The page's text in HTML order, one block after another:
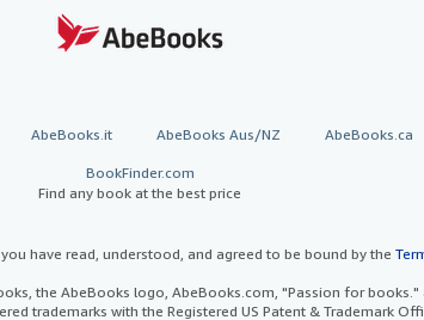
AbeBooks.it AbeBooks Aus/NZ AbeBooks.ca
BookFinder.com
Find any book at the best price
have read, understood, and agreed to be bound by the
the AbeBooks logo, AbeBooks.com, "Passion for
trademarks with the Registered US Patent & Trademark